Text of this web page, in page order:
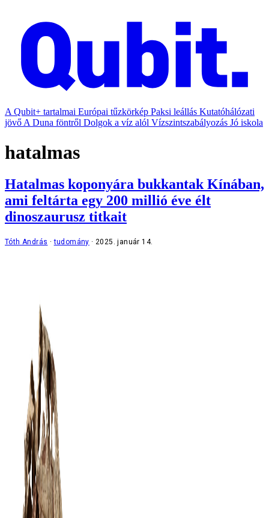
A Qubit+ tartalmai Európai tűzkörkép Paksi leállás Kutatóhálózati
jövő A Duna föntről Dolgok a víz alól Vízszintszabályozás Jó iskola
hatalmas
Hatalmas koponyára bukkantak Kínában,
ami feltárta egy 200 millió éve élt
dinoszaurusz titkait
Tóth András tudomány 2025. január 14.